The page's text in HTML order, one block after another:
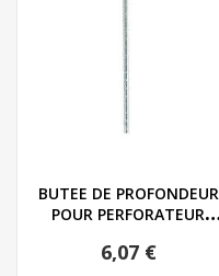
BUTEE DE PROFONDEUR
POUR PERFORATEUR
6,07 €